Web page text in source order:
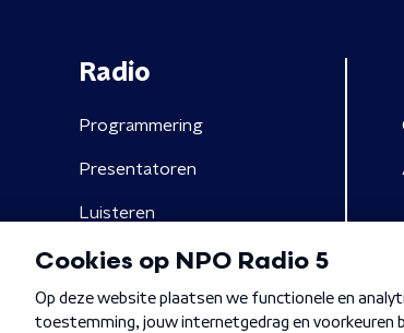
Radio
Programmering
Presentatoren
Luisteren